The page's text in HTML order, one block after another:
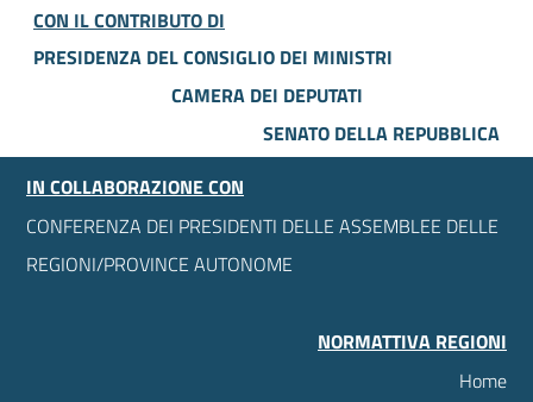
CON IL CONTRIBUTO DI
PRESIDENZA DEL CONSIGLIO DEI MINISTRI
CAMERA DEI DEPUTATI
SENATO DELLA REPUBBLICA
IN COLLABORAZIONE CON
CONFERENZA DEI PRESIDENTI DELLE ASSEMBLEE DELLE
REGIONI/PROVINCE AUTONOME
NORMATTIVA REGIONI
Home